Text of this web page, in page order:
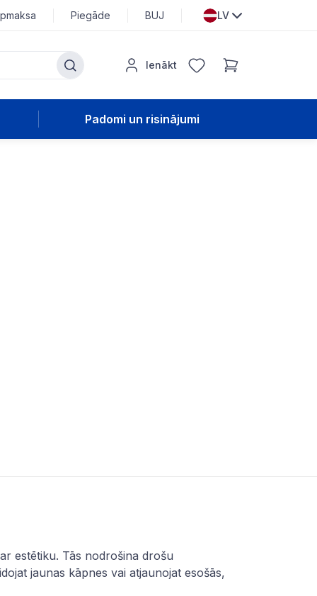
Piegāde BUJ LV
Ienākt
Padomi un risinājumi
estētiku. Tās nodrošina drošu
jaunas kāpnes vai atjaunojat esošās,